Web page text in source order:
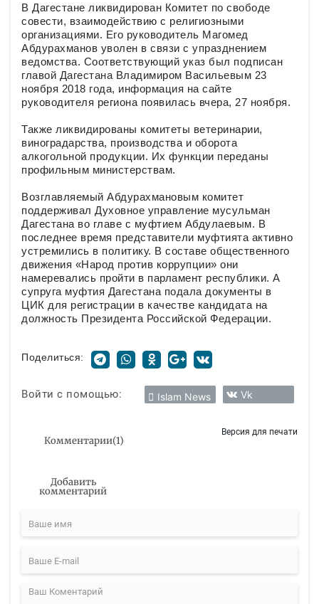
В Дагестане ликвидирован Комитет по свободе
совести, взаимодействию с религиозными
организациями. Его руководитель Магомед
Абдурахманов уволен в связи с упразднением
ведомства. Соответствующий указ был подписан
главой Дагестана Владимиром Васильевым 23
ноября 2018 года, информация на сайте
руководителя региона появилась вчера, 27 ноября.
Также ликвидированы комитеты ветеринарии,
виноградарства, производства и оборота
алкогольной продукции. Их функции переданы
профильным министерствам.
Возглавляемый Абдурахмановым комитет
поддерживал Духовное управление мусульман
Дагестана во главе с муфтием Абдулаевым. В
последнее время представители муфтията активно
устремились в политику. В составе общественного
движения «Народ против коррупции» они
намеревались пройти в парламент республики. А
супруга муфтия Дагестана подала документы в
ЦИК для регистрации в качестве кандидата на
должность Президента Российской Федерации.
Поделиться:
Войти с помощью: Islam News Vk
Комментарии(1)
Версия для печати
Добавить
комментарий